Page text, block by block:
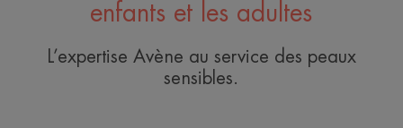
enfants et les adultes
L’expertise Avène au service des peaux
sensibles.